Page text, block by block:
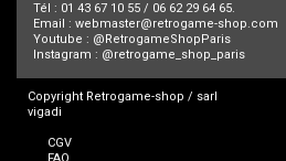
Tél : 01 43 67 10 55 / 06 62 29 64 65.
Email : webmaster@retrogame-shop.com
Youtube : @RetrogameShopParis
Instagram : @retrogame_shop_paris
Copyright Retrogame-shop / sarl
vigadi
CGV